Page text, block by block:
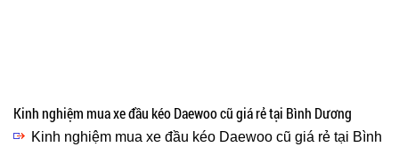
Kinh nghiệm mua xe đầu kéo Daewoo cũ giá rẻ tại Bình Dương
Kinh nghiệm mua xe đầu kéo Daewoo cũ giá rẻ tại Bình